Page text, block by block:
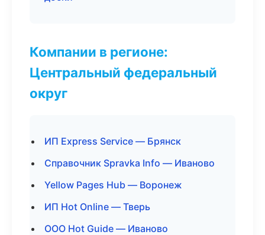
Компании в регионе:
Центральный федеральный
округ
ИП Express Service — Брянск
Справочник Spravka Info — Иваново
Yellow Pages Hub — Воронеж
ИП Hot Online — Тверь
ООО Hot Guide — Иваново